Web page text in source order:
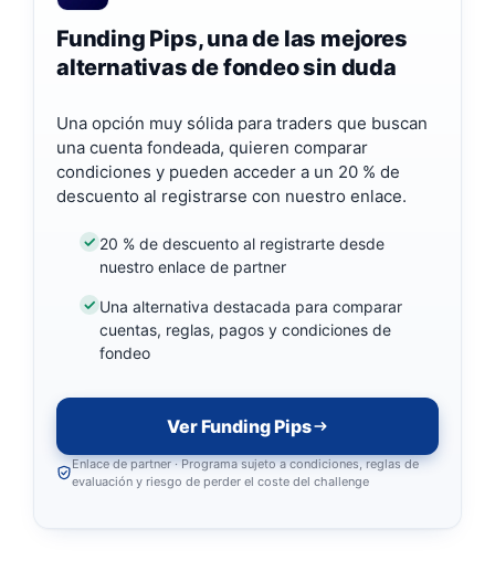
Funding Pips, una de las mejores
alternativas de fondeo sin duda
Una opción muy sólida para traders que buscan
una cuenta fondeada, quieren comparar
condiciones y pueden acceder a un 20 % de
descuento al registrarse con nuestro enlace.
20 % de descuento al registrarte desde
nuestro enlace de partner
Una alternativa destacada para comparar
cuentas, reglas, pagos y condiciones de
fondeo
Ver Funding Pips
Enlace de partner · Programa sujeto a condiciones, reglas de
evaluación y riesgo de perder el coste del challenge